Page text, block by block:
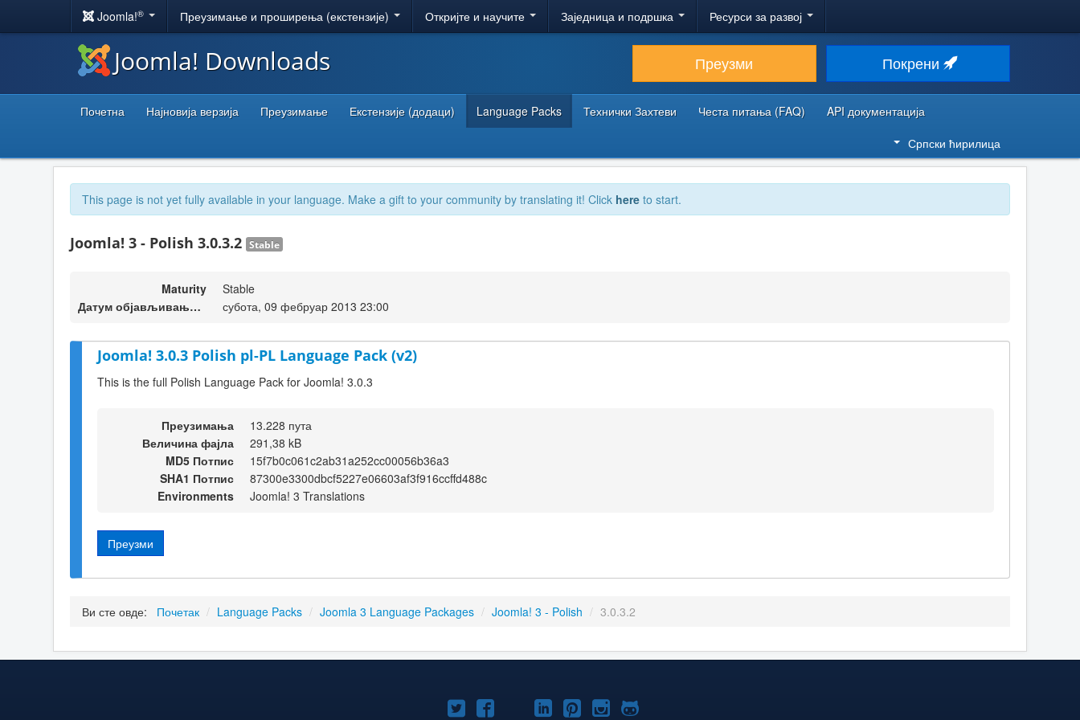
Joomla!® Преузимање и проширења (екстензије) Откријте и научите Заједница и подршка Ресурси за развој
Joomla! Downloads Преузми Покрени
Почетна Најновија верзија Преузимање Екстензије (додаци) Language Packs Технички Захтеви Честа питања (FAQ)
API документација
Српски ћирилица
This page is not yet fully available in your language. Make a gift to your community by translating it! Click here to start.
Joomla! 3 - Polish 3.0.3.2 Stable
Maturity
Stable
Датум објављивања верзије
субота, 09 фебруар 2013 23:00
Joomla! 3.0.3 Polish pl-PL Language Pack (v2)
This is the full Polish Language Pack for Joomla! 3.0.3
Преузимања
13.228 пута
Величина фајла
291,38 kB
MD5 Потпис
15f7b0c061c2ab31a252cc00056b36a3
SHA1 Потпис
87300e3300dbcf5227e06603af3f916ccffd488c
Environments
Joomla! 3 Translations
Преузми
Ви сте овде: Почетак / Language Packs / Joomla 3 Language Packages / Joomla! 3 - Polish / 3.0.3.2
Joomla!Joomla!Joomla!
Joomla!Joomla!
Joomla!Joomla!